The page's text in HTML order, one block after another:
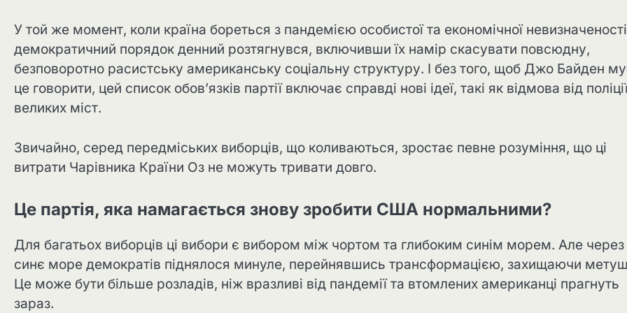
У той же момент, коли країна бореться з пандемією особистої та економічної
демократичний порядок денний розтягнувся, включивши їх намір скасувати повсюдну,
безповоротно расистську американську соціальну структуру. І без того, щоб Джо Байден
це говорити, цей список обов’язків партії включає справді нові ідеї, такі як відмова від
великих міст.
Звичайно, серед передміських виборців, що коливаються, зростає певне розуміння, що ці
витрати Чарівника Країни Оз не можуть тривати довго.
Це партія, яка намагається знову зробити США нормальними?
Для багатьох виборців ці вибори є вибором між чортом та глибоким синім морем. Але через
синє море демократів піднялося минуле, перейнявшись трансформацією, захищаючи
Це може бути більше розладів, ніж вразливі від пандемії та втомлених американці прагнуть
зараз.